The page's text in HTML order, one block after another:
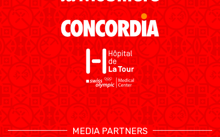
MEDIA PARTNERS